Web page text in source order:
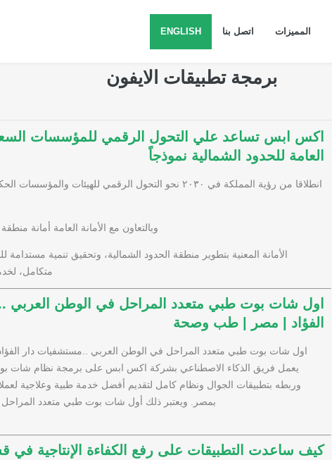
المميزات اتصل بنا ENGLISH
برمجة تطبيقات الايفون
اكس ابس تساعد علي التحول الرقمي للمؤسسات
العامة للحدود الشمالية نموذجاً
انطلاقا من رؤية المملكة في ٢٠٣٠ نحو التحول الرقمي للهيئات
وبالتعاون مع الأمانة العامة أمانة
الأمانة المعنية بتطوير منطقة الحدود الشمالية، وتحقيق تنمية
متكامل،
اول شات بوت طبي متعدد المراحل في الوطن العربي
الفؤاد | مصر | طب وصحة
اول شات بوت طبي متعدد المراحل في الوطن العربي ..مستشفيات دار
وربطه بتطبيقات الجوال ونظام كامل لتقديم أفضل خدمة طبية وعلاجية
بمصر. ويعتبر ذلك أول شات بوت طبي متعدد
كيف ساعدت التطبيقات على رفع الكفاءة الإنتاجية في